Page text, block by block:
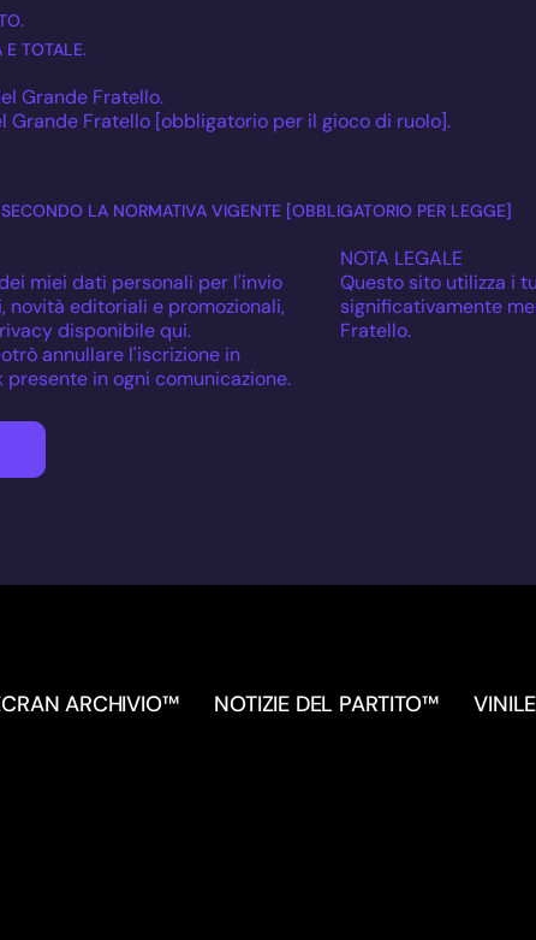
E TOTALE.
Grande Fratello.
Fratello [obbligatorio per il gioco di ruolo].
LA NORMATIVA VIGENTE [OBBLIGATORIO PER LEGGE]
miei dati personali per l'invio
novità editoriali e promozionali,
disponibile qui.
annullare l'iscrizione in
in ogni comunicazione.
NOTA LEGALE
Questo sito utilizza i
significativamente
Fratello.
ARCHIVIO™ NOTIZIE DEL PARTITO™